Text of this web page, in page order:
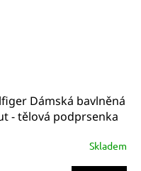
Dámská bavlněná
- tělová podprsenka
Skladem